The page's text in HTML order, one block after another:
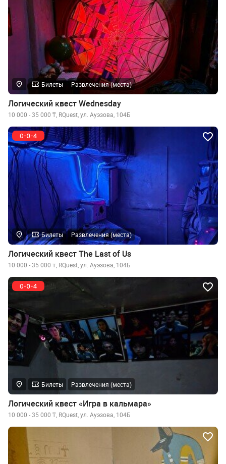
Билеты Развлечения (места)
Логический квест Wednesday
10 000 - 35 000 ₸, RQuest, ул. Ауэзова, 104Б
Билеты Развлечения (места)
Логический квест The Last of Us
10 000 - 35 000 ₸, RQuest, ул. Ауэзова, 104Б
Билеты Развлечения (места)
Логический квест «Игра в кальмара»
10 000 - 35 000 ₸, RQuest, ул. Ауэзова, 104Б